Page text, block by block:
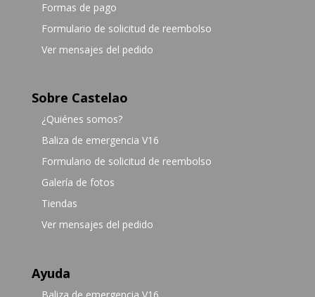
Formas de pago
Formulario de solicitud de reembolso
Ver mensajes del pedido
Sobre Castelao
¿Quiénes somos?
Baliza de emergencia V16
Formulario de solicitud de reembolso
Galería de fotos
Tiendas
Ver mensajes del pedido
Ayuda
Baliza de emergencia V16